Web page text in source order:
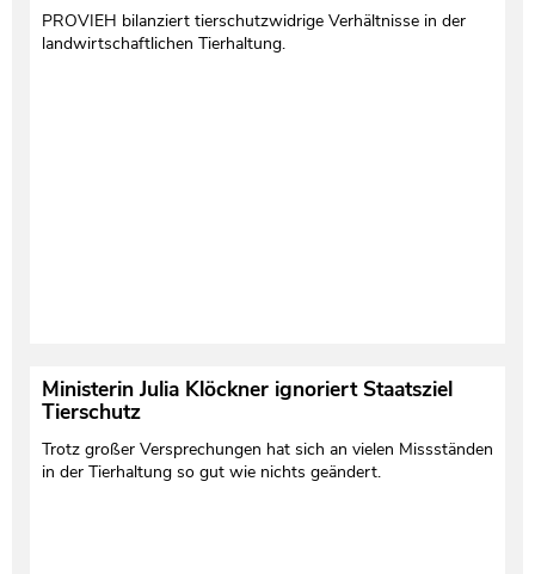
PROVIEH bilanziert tierschutzwidrige Verhältnisse in der
landwirtschaftlichen Tierhaltung.
Ministerin Julia Klöckner ignoriert Staatsziel
Tierschutz
Trotz großer Versprechungen hat sich an vielen Missständen
in der Tierhaltung so gut wie nichts geändert.